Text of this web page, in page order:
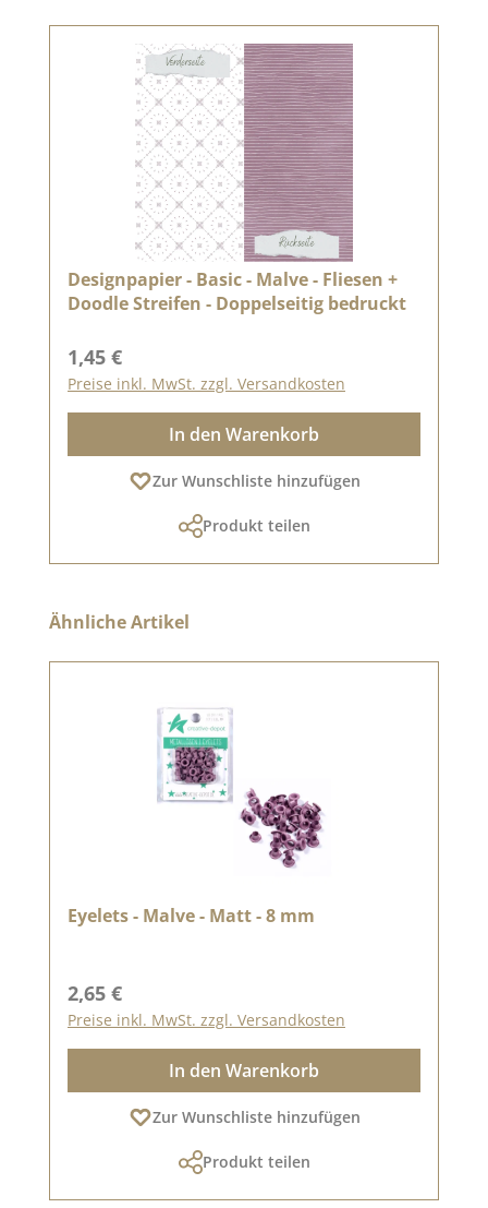
Designpapier - Basic - Malve - Fliesen +
Doodle Streifen - Doppelseitig bedruckt
Regulärer Preis:
1,45 €
Preise inkl. MwSt. zzgl. Versandkosten
In den Warenkorb
Zur Wunschliste hinzufügen
Produkt teilen
Produktgalerie überspringen
Ähnliche Artikel
Eyelets - Malve - Matt - 8 mm
Regulärer Preis:
2,65 €
Preise inkl. MwSt. zzgl. Versandkosten
In den Warenkorb
Zur Wunschliste hinzufügen
Produkt teilen